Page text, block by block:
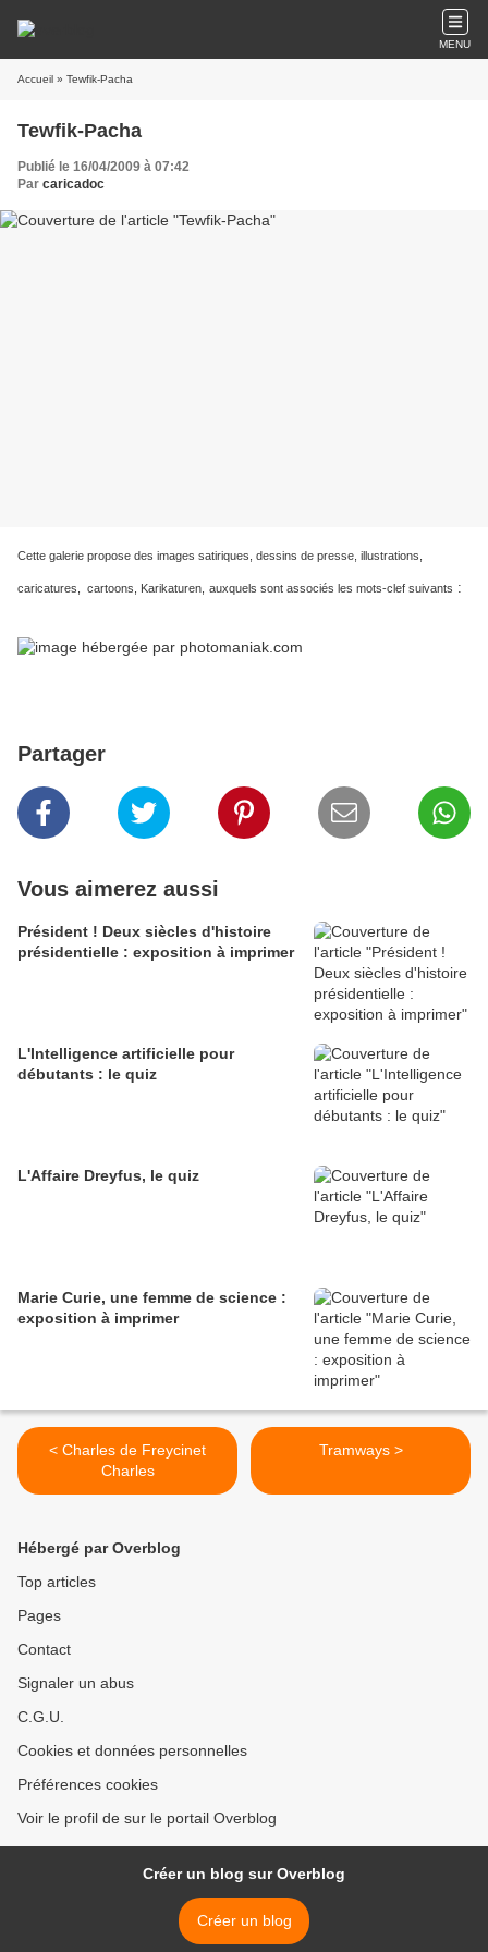
MENU
Accueil » Tewfik-Pacha
Tewfik-Pacha
Publié le 16/04/2009 à 07:42
Par caricadoc
Cette galerie propose des images satiriques, dessins de presse, illustrations,
caricatures, cartoons, Karikaturen, auxquels sont associés les mots-clef suivants :
Partager
Vous aimerez aussi
Président ! Deux siècles d'histoire
présidentielle : exposition à imprimer
L'Intelligence artificielle pour
débutants : le quiz
L'Affaire Dreyfus, le quiz
Marie Curie, une femme de science :
exposition à imprimer
< Charles de Freycinet
Charles
Tramways >
Hébergé par Overblog
Top articles
Pages
Contact
Signaler un abus
C.G.U.
Cookies et données personnelles
Préférences cookies
Voir le profil de sur le portail Overblog
Créer un blog sur Overblog
Créer un blog